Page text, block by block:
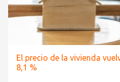
El precio de la vivienda
8,1 %